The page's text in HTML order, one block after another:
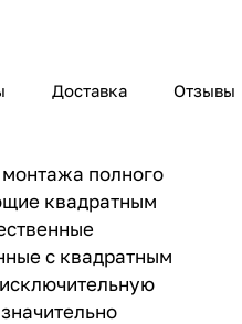
Доставка Отзывы
полного
квадратным
с квадратным